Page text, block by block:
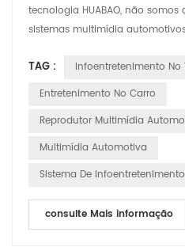
tecnologia HUABAO, não
sistemas multimídia
de compartilhar nosso
personalização, garantindo
atende, mas excede...
TAG :
Infoentretenimento No
Entretenimento No Carro
Reprodutor Multimídia
Multimídia Automotiva
Sistema De
consulte Mais informação